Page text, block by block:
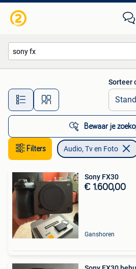
Alle afstanden…
Sorteer
Bewaar je
Filters Audio, Tv en Foto
Sony FX30
€ 1.600,00
Ganshoren